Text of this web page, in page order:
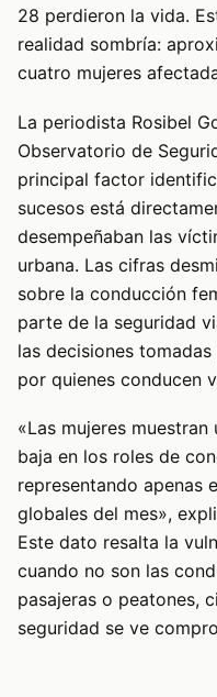
28 perdieron la vida.
realidad sombría:
cuatro mujeres
La periodista Rosibel
Observatorio de
principal factor
sucesos está
desempeñaban las
urbana. Las cifras
sobre la conducción
parte de la seguridad
las decisiones
por quienes conducen
«Las mujeres
baja en los roles de
representando apenas
globales del mes»,
Este dato resalta la
cuando no son las
pasajeras o peatones,
seguridad se ve